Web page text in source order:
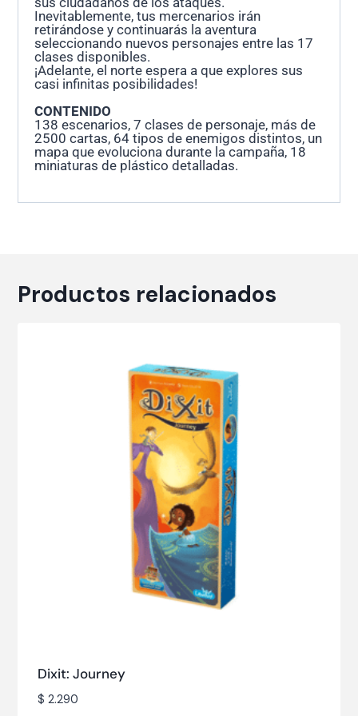
Inevitablemente, tus mercenarios irán
retirándose y continuarás la aventura
seleccionando nuevos personajes entre las 17
clases disponibles.
¡Adelante, el norte espera a que explores sus
casi infinitas posibilidades!
CONTENIDO
138 escenarios, 7 clases de personaje, más de
2500 cartas, 64 tipos de enemigos distintos, un
mapa que evoluciona durante la campaña, 18
miniaturas de plástico detalladas.
Productos relacionados
Dixit: Journey
$ 2.290